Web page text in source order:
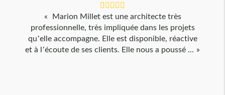
Marion Millet est une architecte très
professionnelle, très impliquée dans les projets
qu’elle accompagne. Elle est disponible, réactive
et à l’écoute de ses clients. Elle nous a poussé ...